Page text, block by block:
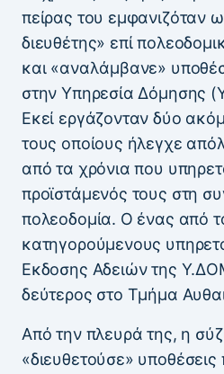
πείρας του εμφανιζόταν
διευθέτης» επί
και «αναλάμβανε»
στην Υπηρεσία Δόμησης
Εκεί εργάζονταν δύο
τους οποίους ήλεγχε
από τα χρόνια που
προϊστάμενός τους στη
πολεοδομία. Ο ένας από
κατηγορούμενους
Εκδοσης Αδειών της
δεύτερος στο Τμήμα
Από την πλευρά της, η
«διευθετούσε»